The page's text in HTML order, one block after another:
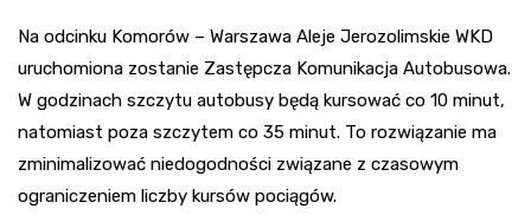
Na odcinku Komorów – Warszawa Aleje Jerozolimskie WKD
uruchomiona zostanie Zastępcza Komunikacja Autobusowa.
W godzinach szczytu autobusy będą kursować co 10 minut,
natomiast poza szczytem co 35 minut. To rozwiązanie ma
zminimalizować niedogodności związane z czasowym
ograniczeniem liczby kursów pociągów.